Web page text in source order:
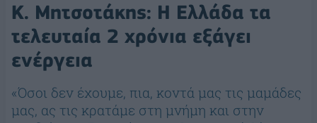
Κ. Μητσοτάκης: Η Ελλάδα τα
τελευταία 2 χρόνια εξάγει
ενέργεια
«Όσοι δεν έχουμε, πια, κοντά μας τις μαμάδες
μας, ας τις κρατάμε στη μνήμη και στην